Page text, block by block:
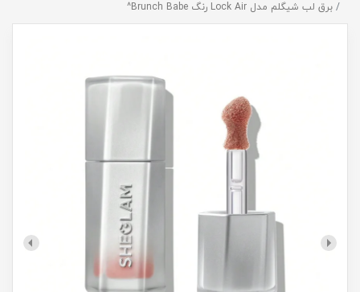
برق لب شیگلم مدل Lock Air رنگ Brunch Babe^